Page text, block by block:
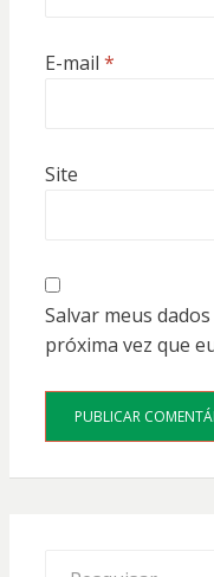
E-mail *
Site
Salvar meus
próxima vez que